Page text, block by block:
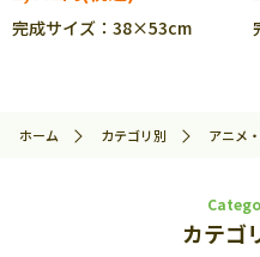
完成サイズ：38×53cm
ホーム カテゴリ別 アニメ
カテゴ